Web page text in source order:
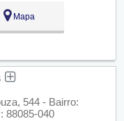
Mapa
544 - Bairro:
88085-040